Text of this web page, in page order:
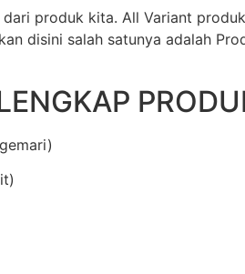
dari produk kita. All Variant
disini salah satunya adalah